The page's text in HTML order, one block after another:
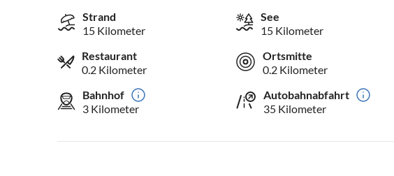
Strand
15 Kilometer
See
15 Kilometer
Restaurant
0.2 Kilometer
Ortsmitte
0.2 Kilometer
Bahnhof
3 Kilometer
Autobahnabfahrt
35 Kilometer